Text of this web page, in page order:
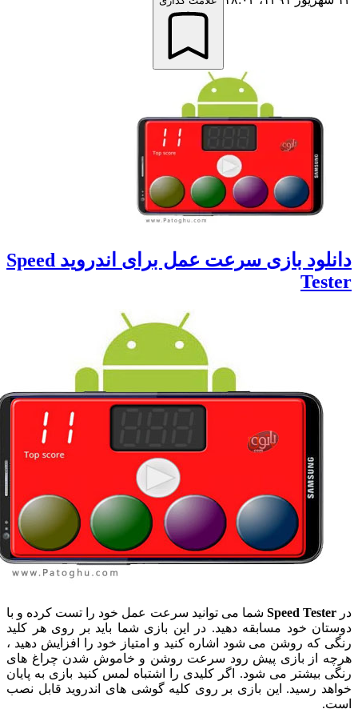
دانلود بازی سرعت عمل برای اندروید Speed
Speedشما می توانید سرعت عمل خود را تست کرده و با
خود مسابقه دهید. در این بازی شما باید بر روی هر کلید
که روشن می شود اشاره کنید و امتیاز خود را افزایش دهید ،
از بازی پیش رود سرعت روشن و خاموش شدن چراغ های
بیشتر می شود. اگر کلیدی را اشتباه لمس کنید بازی به پایان
رسید. این بازی بر روی کلیه گوشی های اندروید قابل نصب